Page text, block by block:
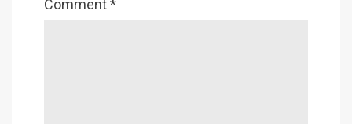
Comment*